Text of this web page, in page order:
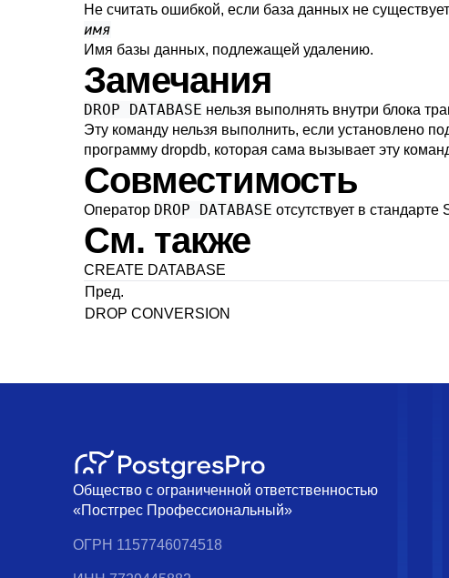
Не считать ошибкой, если база данных не
имя
Имя базы данных, подлежащей удалению.
Замечания
DROP DATABASE нельзя выполнять внутри блока
Эту команду нельзя выполнить, если установлено
программу dropdb, которая сама вызывает эту
Совместимость
Оператор DROP DATABASE отсутствует в стандарте
См. также
CREATE DATABASE
Пред.
DROP CONVERSION
Общество с ограниченной ответственностью
«Постгрес Профессиональный»
ОГРН 1157746074518